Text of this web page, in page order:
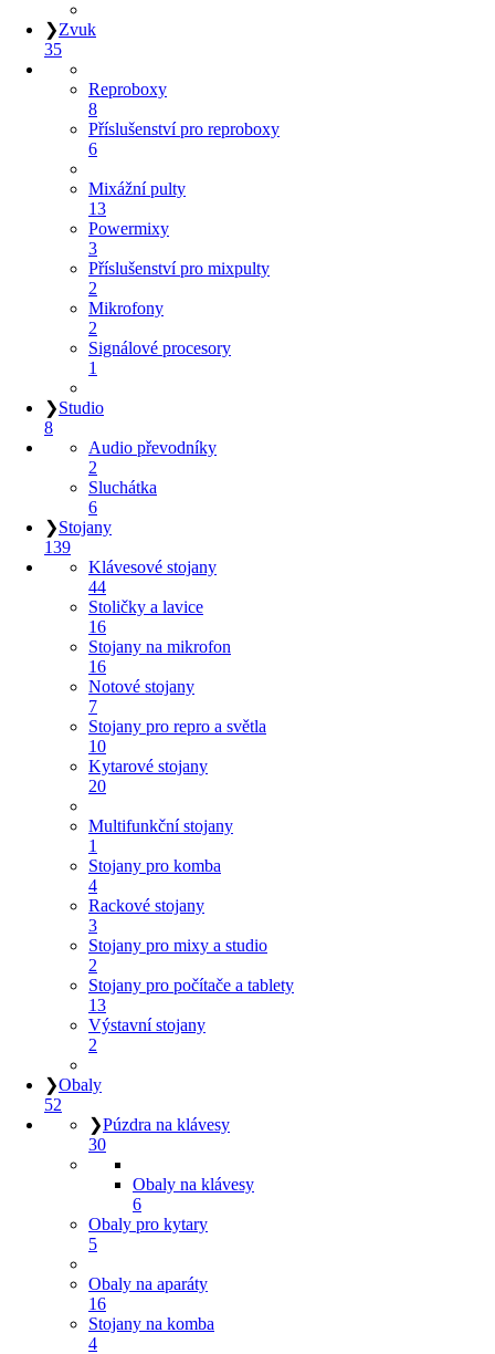
❯Zvuk
35
Reproboxy
8
Příslušenství pro reproboxy
6
Mixážní pulty
13
Powermixy
3
Příslušenství pro mixpulty
2
Mikrofony
2
Signálové procesory
1
❯Studio
8
Audio převodníky
2
Sluchátka
6
❯Stojany
139
Klávesové stojany
44
Stoličky a lavice
16
Stojany na mikrofon
16
Notové stojany
7
Stojany pro repro a světla
10
Kytarové stojany
20
Multifunkční stojany
1
Stojany pro komba
4
Rackové stojany
3
Stojany pro mixy a studio
2
Stojany pro počítače a tablety
13
Výstavní stojany
2
❯Obaly
52
❯Púzdra na klávesy
30
Obaly na klávesy
6
Obaly pro kytary
5
Obaly na aparáty
16
Stojany na komba
4